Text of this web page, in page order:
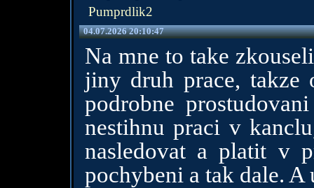
Pumprdlik2
04.07.2026 20:10:47
Na mne to take
jiny druh prace, takze
podrobne
nestihnu praci v
nasledovat a platit v
pochybeni a tak dale. A